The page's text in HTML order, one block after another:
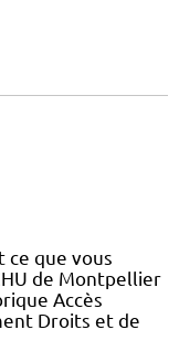
ce que vous
de Montpellier
Accès
Droits et de